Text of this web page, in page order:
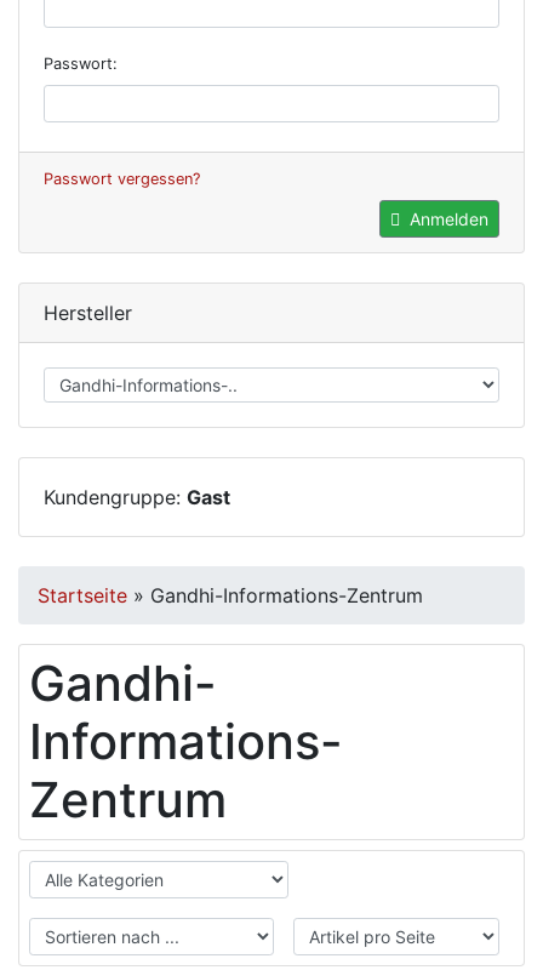
Passwort:
Passwort vergessen?
Anmelden
Hersteller
Kundengruppe: Gast
Startseite » Gandhi-Informations-Zentrum
Gandhi-
Informations-
Zentrum